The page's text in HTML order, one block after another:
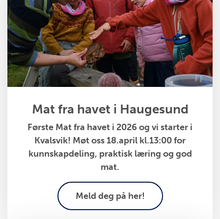
Mat fra havet i Haugesund
Første Mat fra havet i 2026 og vi starter i
Kvalsvik! Møt oss 18.april kl.13:00 for
kunnskapdeling, praktisk læring og god
mat.
Meld deg på her!